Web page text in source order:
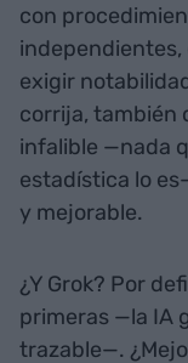
con
exigir
corrija, también
infalible —nada
estadística lo
y mejorable.
¿Y Grok? Por
primeras —la IA
trazable—.